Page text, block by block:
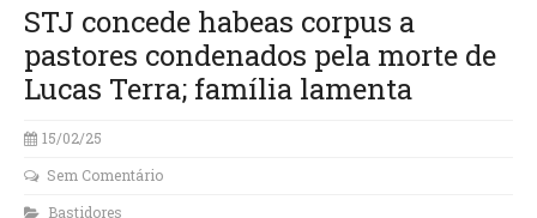
STJ concede habeas corpus a
pastores condenados pela morte de
Lucas Terra; família lamenta
15/02/25
Sem Comentário
Bastidores